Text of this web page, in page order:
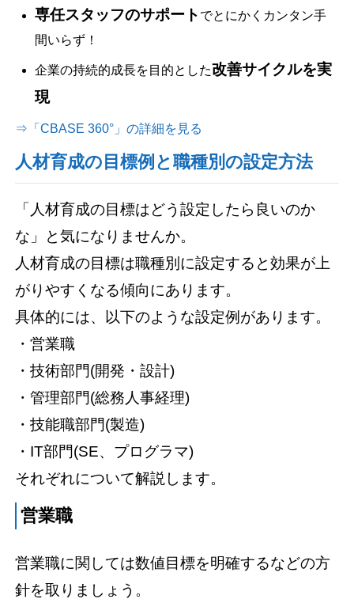
専任スタッフのサポート でとにかくカンタン手
間いらず！
企業の持続的成長を目的とした改善サイクルを実
現
⇒「CBASE 360°」の詳細を見る
人材育成の目標例と職種別の設定方法
「人材育成の目標はどう設定したら良いのか
な」と気になりませんか。
人材育成の目標は職種別に設定すると効果が上
がりやすくなる傾向にあります。
具体的には、以下のような設定例があります。
・営業職
・技術部門(開発・設計)
・管理部門(総務人事経理)
・技能職部門(製造)
・IT部門(SE、プログラマ)
それぞれについて解説します。
営業職
営業職に関しては数値目標を明確するなどの方
針を取りましょう。